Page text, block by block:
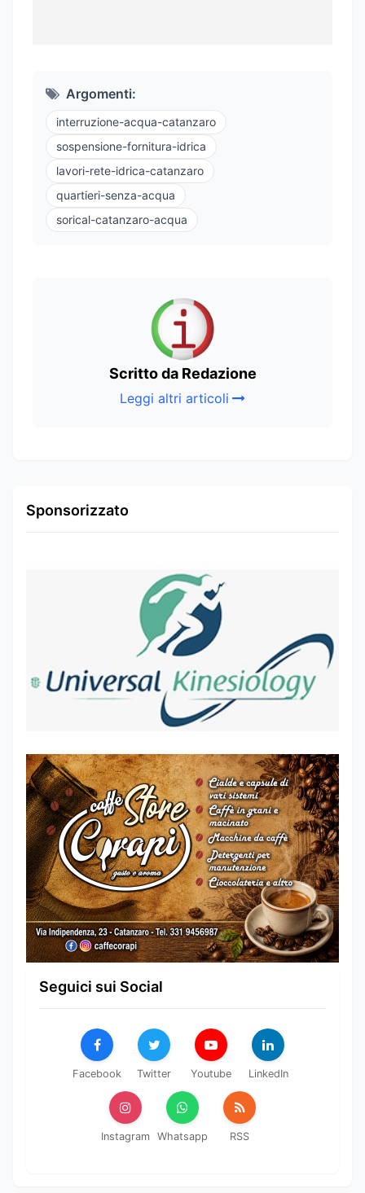
Argomenti:
interruzione-acqua-catanzaro
sospensione-fornitura-idrica
lavori-rete-idrica-catanzaro
quartieri-senza-acqua
sorical-catanzaro-acqua
Scritto da Redazione
Leggi altri articoli
Sponsorizzato
Seguici sui Social
Facebook Twitter Youtube LinkedIn
Instagram Whatsapp RSS